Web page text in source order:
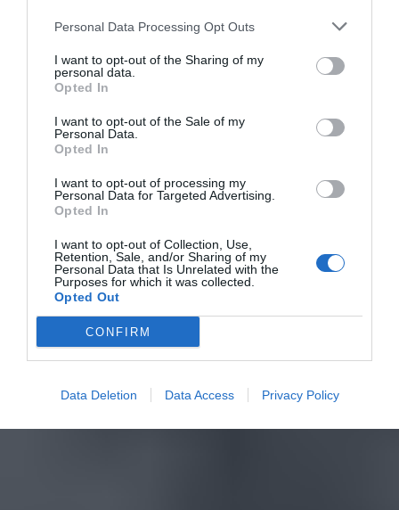
Personal Data Processing Opt Outs
I want to opt-out of the Sharing of my
personal data.
Opted In
I want to opt-out of the Sale of my
Personal Data.
Opted In
I want to opt-out of processing my
Personal Data for Targeted Advertising.
Opted In
I want to opt-out of Collection, Use,
Retention, Sale, and/or Sharing of my
Personal Data that Is Unrelated with the
Purposes for which it was collected.
Opted Out
CONFIRM
Data Deletion Data Access Privacy Policy